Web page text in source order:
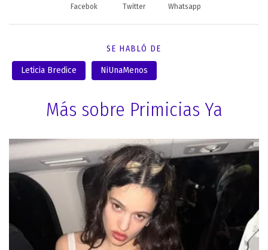
Facebok Twitter Whatsapp
SE HABLÓ DE
Leticia Bredice NiUnaMenos
Más sobre Primicias Ya